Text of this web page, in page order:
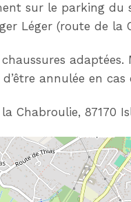
sur le parking du
Léger (route de la
adaptées.
annulée en cas
Chabroulie, 87170